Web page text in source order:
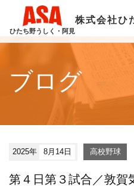
ひたち野うしく・阿見
株式会社ひ
ブログ
2025年 8月14日 高校野球
第４日第３試合／敦賀